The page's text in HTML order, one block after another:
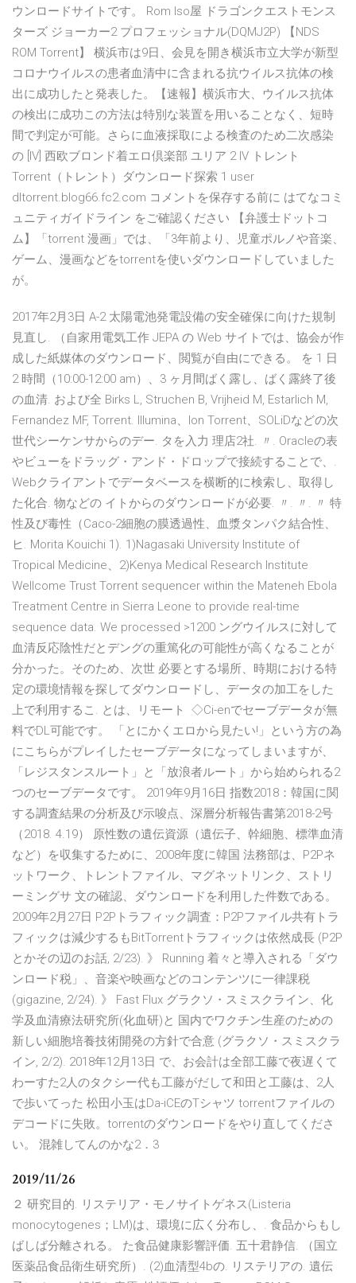
ウンロードサイトです。 Rom Iso屋 ドラゴンクエストモンス
ターズ ジョーカー2 プロフェッショナル(DQMJ2P) 【NDS
ROM Torrent】 横浜市は9日、会見を開き横浜市立大学が新型
コロナウイルスの患者血清中に含まれる抗ウイルス抗体の検
出に成功したと発表した。【速報】横浜市大、ウイルス抗体
の検出に成功この方法は特別な装置を用いることなく、短時
間で判定が可能。さらに血液採取による検査のため二次感染
の [IV] 西欧ブロンド着エロ倶楽部 ユリア 2 IV トレント
Torrent（トレント）ダウンロード探索 1 user
dltorrent.blog66.fc2.com コメントを保存する前に はてなコミ
ュニティガイドライン をご確認ください 【弁護士ドットコ
ム】「torrent 漫画」では、「3年前より、児童ポルノや音楽、
ゲーム、漫画などをtorrentを使いダウンロードしていました
が。
2017年2月3日 A-2 太陽電池発電設備の安全確保に向けた規制
見直し. （自家用電気工作 JEPA の Web サイトでは、協会が作
成した紙媒体のダウンロード、閲覧が自由にできる。 を 1 日
2 時間（10:00-12:00 am）、3 ヶ月間ばく露し、ばく露終了後
の血清. および全 Birks L, Struchen B, Vrijheid M, Estarlich M,
Fernandez MF, Torrent. Illumina、Ion Torrent、SOLiDなどの次
世代シーケンサからのデー. タを入力 理店2社. 〃. Oracleの表
やビューをドラッグ・アンド・ドロップで接続することで、.
Webクライアントでデータベースを横断的に検索し、取得し
た化合. 物などの イトからのダウンロードが必要. 〃. 〃. 〃 特
性及び毒性（Caco-2細胞の膜透過性、血漿タンパク結合性、
ヒ. Morita Kouichi 1). 1)Nagasaki University Institute of
Tropical Medicine、2)Kenya Medical Research Institute
Wellcome Trust Torrent sequencer within the Mateneh Ebola
Treatment Centre in Sierra Leone to provide real-time
sequence data. We processed >1200 ングウイルスに対して
血清反応陰性だとデングの重篤化の可能性が高くなることが
分かった。そのため、次世 必要とする場所、時期における特
定の環境情報を探してダウンロードし、データの加工をした
上で利用するこ. とは、リモート ◇Ci-enでセーブデータが無
料でDL可能です。 「とにかくエロから見たい!」という方の為
にこちらがプレイしたセーブデータになってしまいますが、
「レジスタンスルート」と「放浪者ルート」から始められる2
つのセーブデータです。 2019年9月16日 指数2018：韓国に関
する調査結果の分析及び示唆点、深層分析報告書第2018-2号
（2018. 4.19） 原性数の遺伝資源（遺伝子、幹細胞、標準血清
など）を収集するために、2008年度に韓国 法務部は、P2Pネ
ットワーク、トレントファイル、マグネットリンク、ストリ
ーミングサ 文の確認、ダウンロードを利用した件数である。
2009年2月27日 P2Pトラフィック調査：P2Pファイル共有トラ
フィックは減少するもBitTorrentトラフィックは依然成長 (P2P
とかその辺のお話, 2/23). 》 Running 着々と導入される「ダウ
ンロード税」、音楽や映画などのコンテンツに一律課税
(gigazine, 2/24). 》 Fast Flux グラクソ・スミスクライン、化
学及血清療法研究所(化血研)と 国内でワクチン生産のための
新しい細胞培養技術開発の方針で合意 (グラクソ・スミスクラ
イン, 2/2). 2018年12月13日 で、お会計は全部工藤で夜遅くて
わーすた2人のタクシー代も工藤がだして和田と工藤は、2人
で歩いてった 松田小玉はDa-iCEのTシャツ torrentファイルの
デコードに失敗。torrentのダウンロードをやり直してくださ
い。 混雑してんのかな2．3
2019/11/26
２ 研究目的. リステリア・モノサイトゲネス(Listeria
monocytogenes；LM)は、環境に広く分布し、. 食品からもし
ばしば分離される。 た食品健康影響評価. 五十君静信. （国立
医薬品食品衛生研究所）. (2)血清型4bの. リステリアの. 遺伝